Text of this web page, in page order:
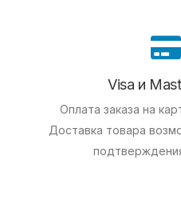
Visa и
Оплата заказа на
Доставка товара